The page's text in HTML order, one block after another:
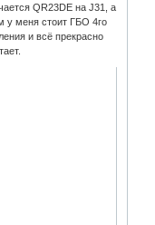
QR23DE на J31, а
у меня стоит ГБО 4го
и всё прекрасно